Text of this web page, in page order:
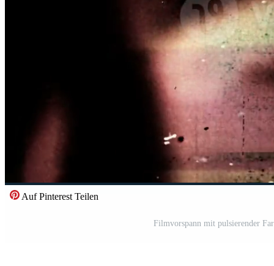
Auf Pinterest Teilen
Filmvorspann mit pulsierender